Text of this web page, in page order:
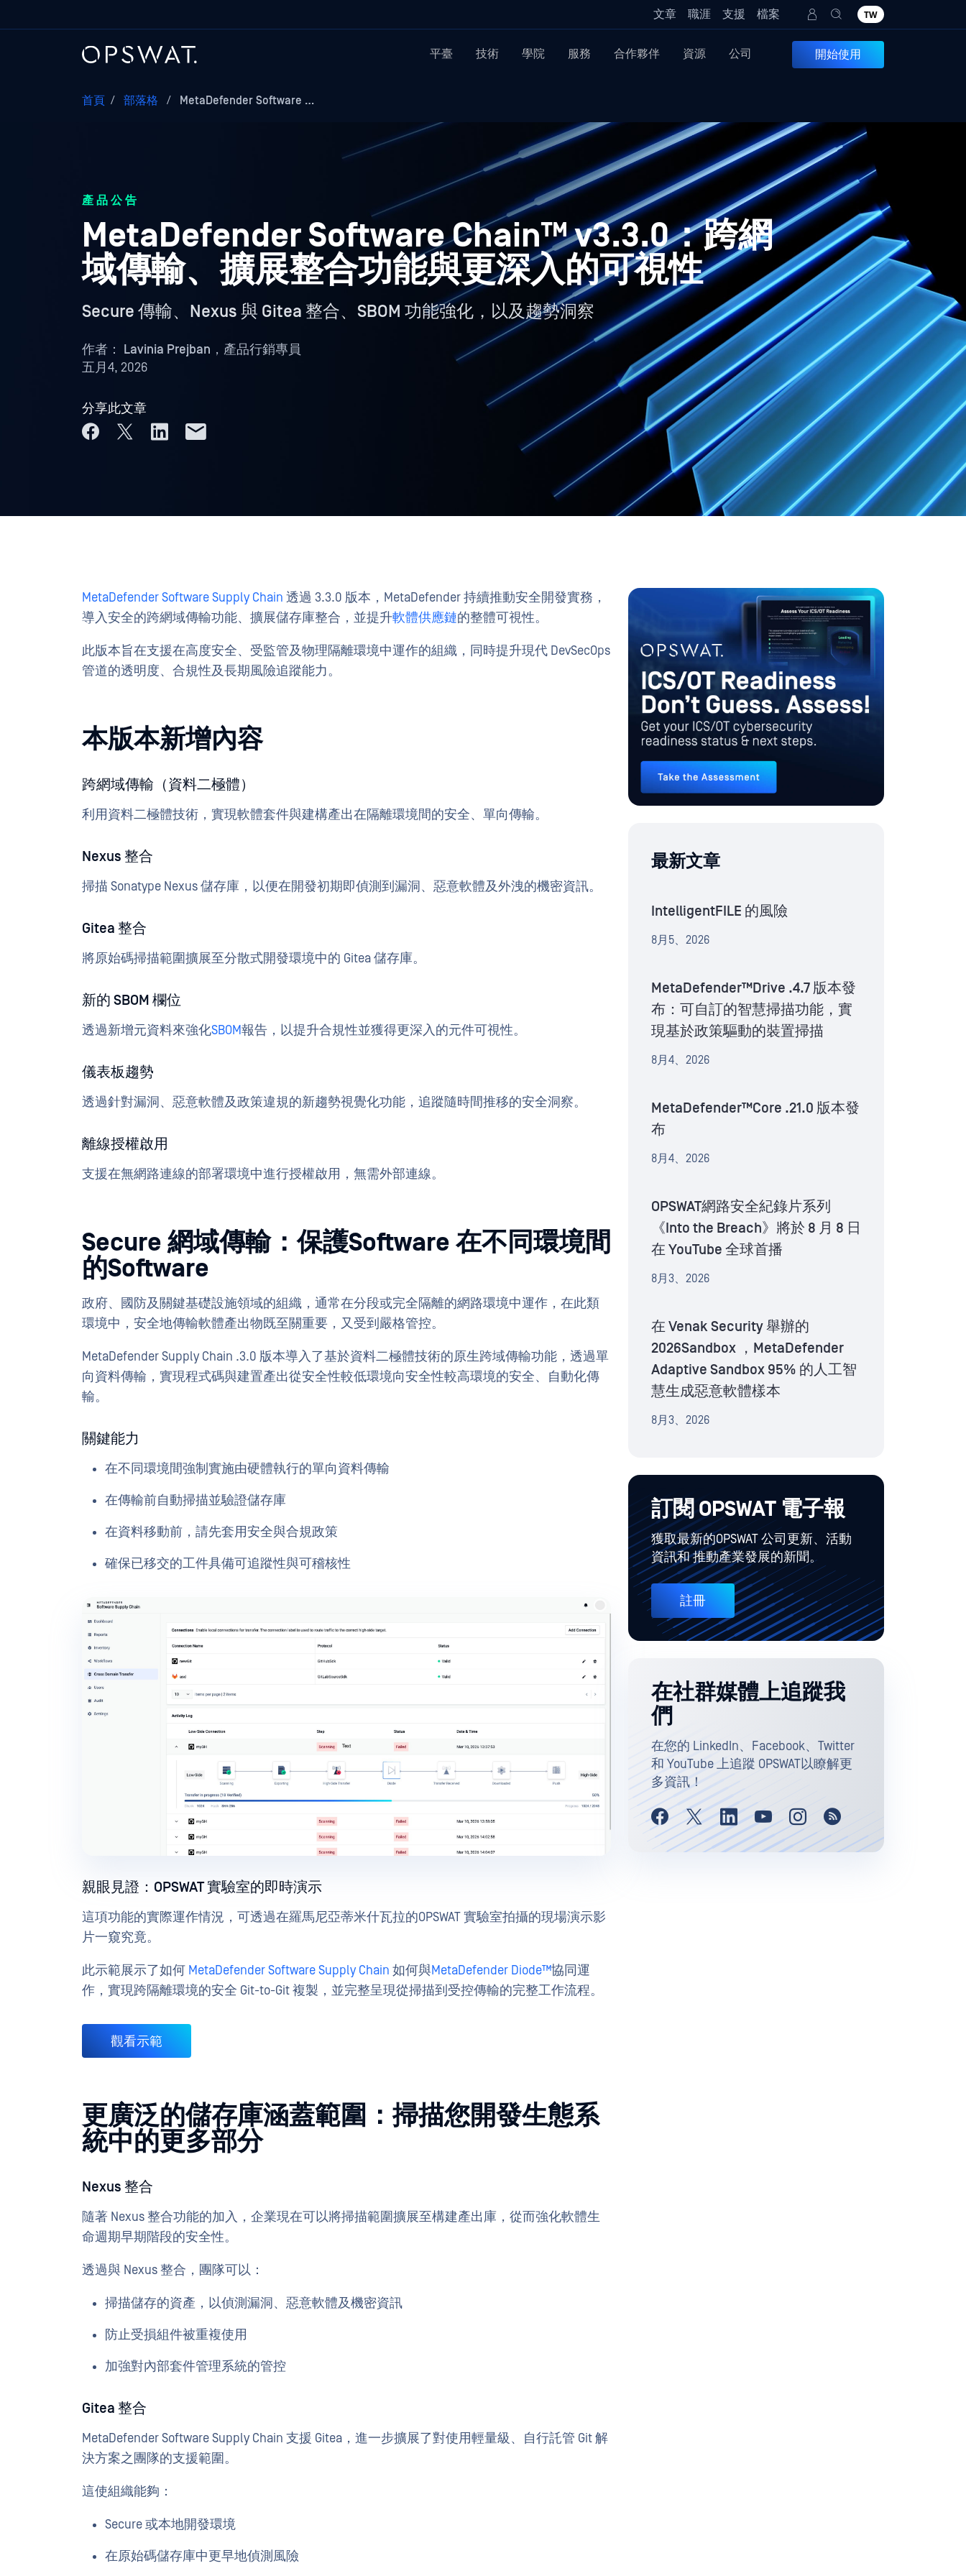
文章 職涯 支援 檔案 TW
平臺 技術 學院 服務 合作夥伴 資源 公司 開始使用
首頁 / 部落格 / MetaDefender Software …
產品公告
MetaDefender Software Chain™ v3.3.0：跨網
域傳輸、擴展整合功能與更深入的可視性
Secure 傳輸、Nexus 與 Gitea 整合、SBOM 功能強化，以及趨勢洞察
作者：
Lavinia Prejban，產品行銷專員
五月4, 2026
分享此文章
MetaDefender Software Supply Chain 透過 3.3.0 版本，MetaDefender 持續推動安全開發實務，
導入安全的跨網域傳輸功能、擴展儲存庫整合，並提升軟體供應鏈的整體可視性。
此版本旨在支援在高度安全、受監管及物理隔離環境中運作的組織，同時提升現代 DevSecOps
管道的透明度、合規性及長期風險追蹤能力。
本版本新增內容
跨網域傳輸（資料二極體）
利用資料二極體技術，實現軟體套件與建構產出在隔離環境間的安全、單向傳輸。
Nexus 整合
掃描 Sonatype Nexus 儲存庫，以便在開發初期即偵測到漏洞、惡意軟體及外洩的機密資訊。
Gitea 整合
將原始碼掃描範圍擴展至分散式開發環境中的 Gitea 儲存庫。
新的 SBOM 欄位
透過新增元資料來強化SBOM報告，以提升合規性並獲得更深入的元件可視性。
儀表板趨勢
透過針對漏洞、惡意軟體及政策違規的新趨勢視覺化功能，追蹤隨時間推移的安全洞察。
離線授權啟用
支援在無網路連線的部署環境中進行授權啟用，無需外部連線。
Secure 網域傳輸：保護Software 在不同環境間
的Software
政府、國防及關鍵基礎設施領域的組織，通常在分段或完全隔離的網路環境中運作，在此類
環境中，安全地傳輸軟體產出物既至關重要，又受到嚴格管控。
MetaDefender Supply Chain .3.0 版本導入了基於資料二極體技術的原生跨域傳輸功能，透過單
向資料傳輸，實現程式碼與建置產出從安全性較低環境向安全性較高環境的安全、自動化傳
輸。
關鍵能力
在不同環境間強制實施由硬體執行的單向資料傳輸
在傳輸前自動掃描並驗證儲存庫
在資料移動前，請先套用安全與合規政策
確保已移交的工件具備可追蹤性與可稽核性
親眼見證：OPSWAT 實驗室的即時演示
這項功能的實際運作情況，可透過在羅馬尼亞蒂米什瓦拉的OPSWAT 實驗室拍攝的現場演示影
片一窺究竟。
此示範展示了如何 MetaDefender Software Supply Chain 如何與MetaDefender Diode™協同運
作，實現跨隔離環境的安全 Git-to-Git 複製，並完整呈現從掃描到受控傳輸的完整工作流程。
觀看示範
更廣泛的儲存庫涵蓋範圍：掃描您開發生態系
統中的更多部分
Nexus 整合
隨著 Nexus 整合功能的加入，企業現在可以將掃描範圍擴展至構建產出庫，從而強化軟體生
命週期早期階段的安全性。
透過與 Nexus 整合，團隊可以：
掃描儲存的資產，以偵測漏洞、惡意軟體及機密資訊
防止受損組件被重複使用
加強對內部套件管理系統的管控
Gitea 整合
MetaDefender Software Supply Chain 支援 Gitea，進一步擴展了對使用輕量級、自行託管 Git 解
決方案之團隊的支援範圍。
這使組織能夠：
Secure 或本地開發環境
在原始碼儲存庫中更早地偵測風險
最新文章
IntelligentFILE 的風險
8月5、2026
MetaDefender™Drive .4.7 版本發
布：可自訂的智慧掃描功能，實
現基於政策驅動的裝置掃描
8月4、2026
MetaDefender™Core .21.0 版本發
布
8月4、2026
OPSWAT網路安全紀錄片系列
《Into the Breach》將於 8 月 8 日
在 YouTube 全球首播
8月3、2026
在 Venak Security 舉辦的
2026Sandbox ，MetaDefender
Adaptive Sandbox 95% 的人工智
慧生成惡意軟體樣本
8月3、2026
訂閱 OPSWAT 電子報
獲取最新的OPSWAT 公司更新、活動
資訊和 推動產業發展的新聞。
註冊
在社群媒體上追蹤我
們
在您的 LinkedIn、Facebook、Twitter
和 YouTube 上追蹤 OPSWAT以瞭解更
多資訊！